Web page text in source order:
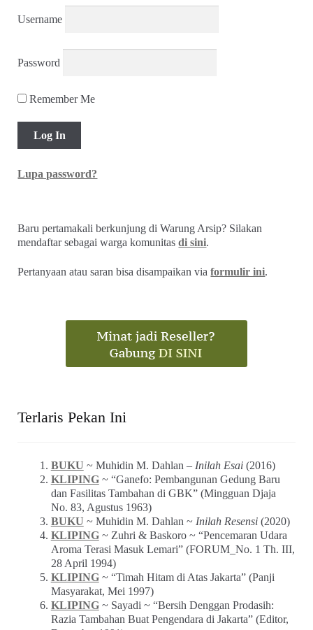
Username
Password
Remember Me
Lupa password?
Baru pertamakali berkunjung di Warung Arsip? Silakan
mendaftar sebagai warga komunitasdi sini.
Pertanyaan atau saran bisa disampaikan viaformulir ini.
Terlaris Pekan Ini
BUKU ~ Muhidin M. Dahlan – Inilah Esai(2016)
KLIPING~ “Ganefo: Pembangunan Gedung Baru
dan Fasilitas Tambahan di GBK” (Mingguan Djaja
No. 83, Agustus 1963)
BUKU ~ Muhidin M. Dahlan ~ Inilah Resensi(2020)
KLIPING~ Zuhri & Baskoro ~ “Pencemaran Udara
Aroma Terasi Masuk Lemari” (FORUM_No. 1 Th. III,
28 April 1994)
KLIPING~ “Timah Hitam di Atas Jakarta” (Panji
Masyarakat, Mei 1997)
KLIPING~ Sayadi ~ “Bersih Denggan Prodasih:
Razia Tambahan Buat Pengendara di Jakarta” (Editor,